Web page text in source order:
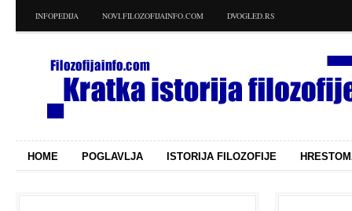
INFOPEDIJA NOVI.FILOZOFIJAINFO.COM DVOGLED.RS
HOME POGLAVLJA ISTORIJA FILOZOFIJE